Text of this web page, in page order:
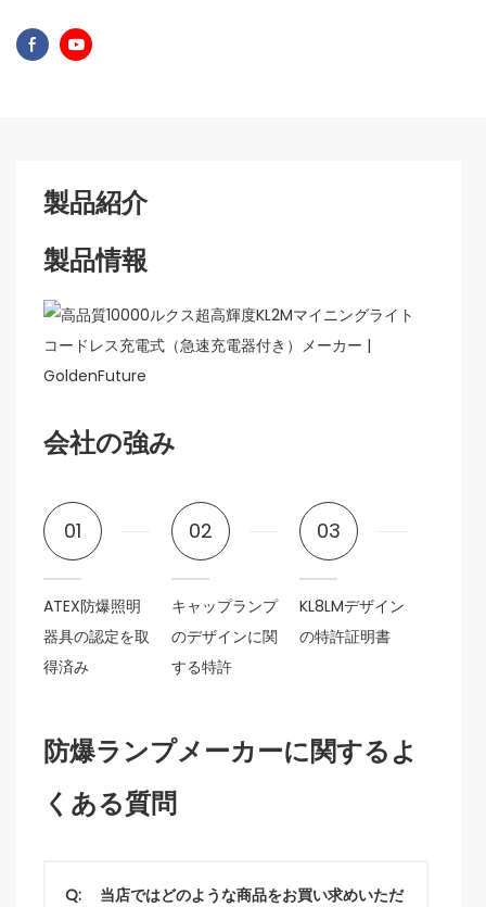
製品紹介
製品情報
会社の強み
01
ATEX防爆照明
器具の認定を取
得済み
02
キャップランプ
のデザインに関
する特許
03
KL8LMデザイン
の特許証明書
防爆ランプメーカーに関するよ
くある質問
Q:
当店ではどのような商品をお買い求めいただ